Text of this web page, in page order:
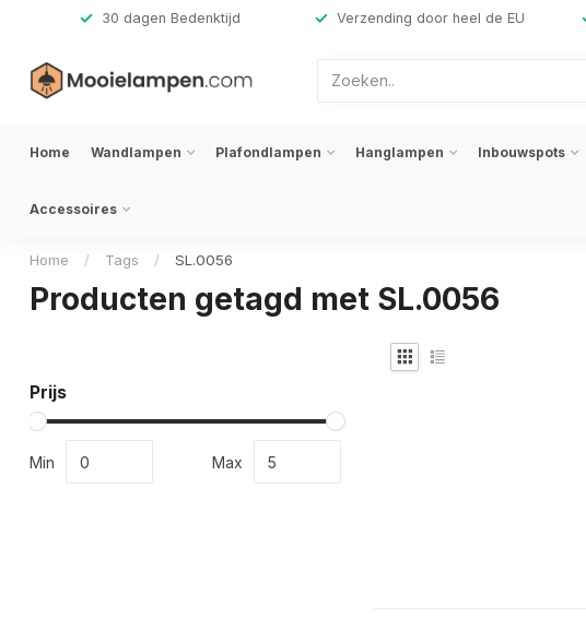
30 dagen Bedenktijd Verzending door heel de EU
Home Wandlampen Plafondlampen Hanglampen Inbouwspots
Accessoires
Home / Tags / SL.0056
Producten getagd met SL.0056
Prijs
Min Max